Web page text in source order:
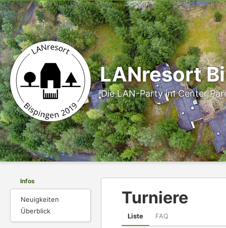
LANresort
Die LAN-Party im Center
Infos
Neuigkeiten
Überblick
Turniere
Liste FAQ